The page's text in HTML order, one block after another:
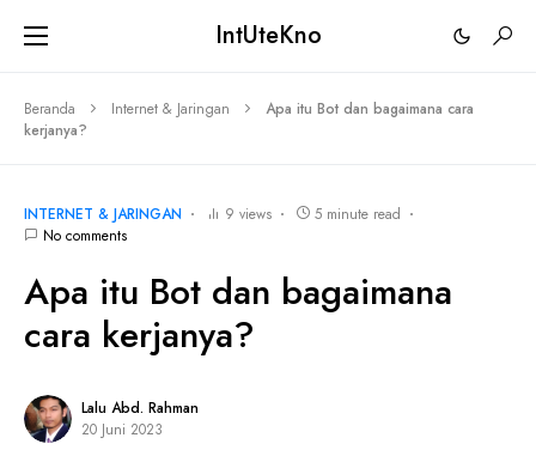
IntUteKno
Beranda Internet & Jaringan
Apa itu Bot dan bagaimana cara
kerjanya?
INTERNET & JARINGAN 9 views
5 minute read
No comments
Apa itu Bot dan bagaimana
cara kerjanya?
Lalu Abd. Rahman
20 Juni 2023